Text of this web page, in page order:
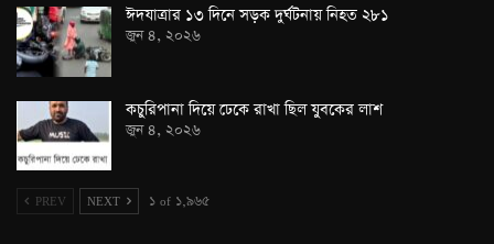
ঈদযাত্রার ১৩ দিনে সড়ক দুর্ঘটনায় নিহত ২৮১
জুন ৪, ২০২৬
কচুরিপানা দিয়ে ঢেকে রাখা ছিল যুবকের লাশ
জুন ৪, ২০২৬
PREV NEXT ১ of ১,৯৬৫